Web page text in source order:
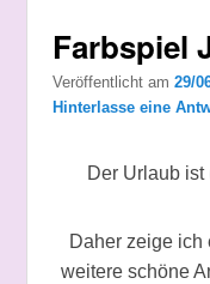
Farbspiel
Veröffentlicht am 29/
Hinterlasse eine
Der Urlaub
Daher zeige ich
weitere schöne